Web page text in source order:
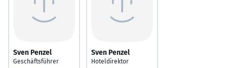
Sven Penzel
Geschäftsführer
Sven Penzel
Hoteldirektor